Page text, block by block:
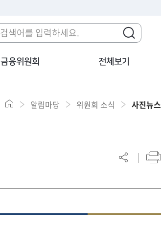
금융위원회 전체보기
알림마당 위원회 소식 사진뉴스